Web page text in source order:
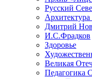
Русский
Архитектура
Дмитрий
И.С.Фрадков
Здоровье
Великая
Педагогика